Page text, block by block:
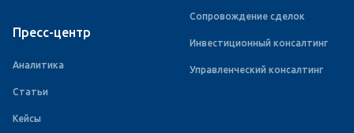
Пресс-центр
Аналитика
Статьи
Кейсы
Сопровождение сделок
Инвестиционный консалтинг
Управленческий консалтинг